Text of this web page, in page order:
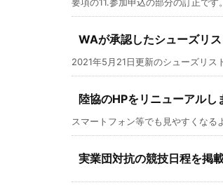
要項の11.参加申込の部分の訂正で
WAが承認したシューズリス
2021年5月21日更新のシューズリ
陸協のHPをリニューアルし
スマートフォン等でも見やすくなる
実業団対抗の競技日程を掲